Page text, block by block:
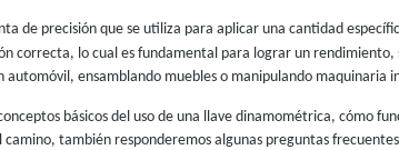
de precisión que se utiliza para aplicar una cantidad
correcta, lo cual es fundamental para lograr un
ensamblando muebles o manipulando
básicos del uso de una llave dinamométrica, cómo
también responderemos algunas preguntas